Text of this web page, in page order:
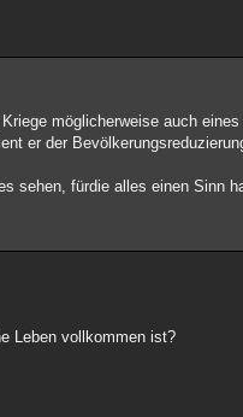
möglicherweise auch
er der
sehen, fürdie alles einen Sinn
Leben vollkommen ist?